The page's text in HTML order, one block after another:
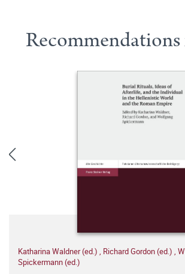
Katharina Waldner (ed.) , Richard Gordon (ed.) ,
Spickermann (ed.)